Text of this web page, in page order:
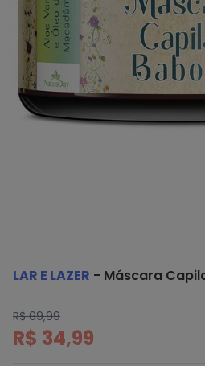
LAR E LAZER - Máscara
R$ 69,99
R$ 34,99